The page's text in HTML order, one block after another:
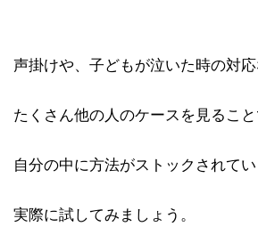
声掛けや、子どもが泣いた時の対応
たくさん他の人のケースを見ること
自分の中に方法がストックされてい
実際に試してみましょう。